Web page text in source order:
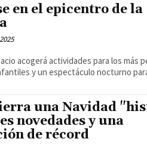
en el epicentro de la
acogerá actividades para los más
y un espectáculo nocturno
una Navidad
novedades y una
de récord